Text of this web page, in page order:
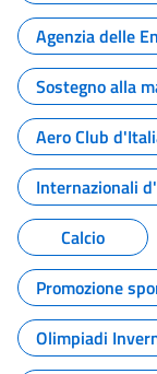
Agenzia delle
Sostegno alla
Aero Club
Internazionali
Calcio
Promozione
Olimpiadi